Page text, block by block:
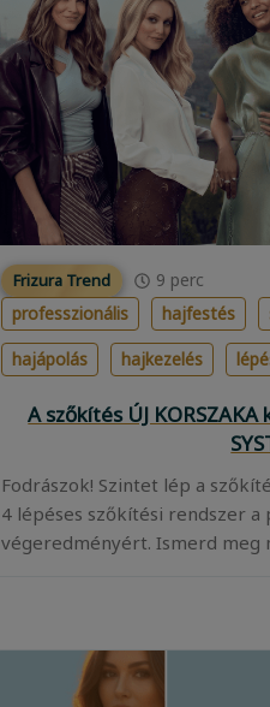
Frizura Trend 9 perc
professzionális
hajfestés
hajápolás
hajkezelés
A szőkítés ÚJ
Fodrászok! Szintet lép a
4 lépéses szőkítési rendszer
végeredményért. Ismerd meg